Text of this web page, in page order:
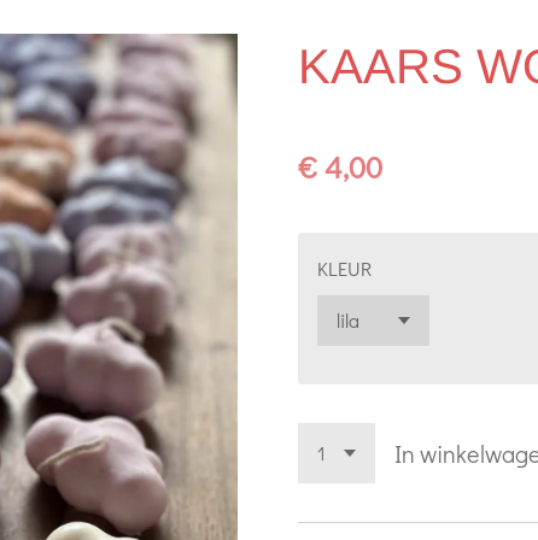
KAARS
€ 4,00
KLEUR
In